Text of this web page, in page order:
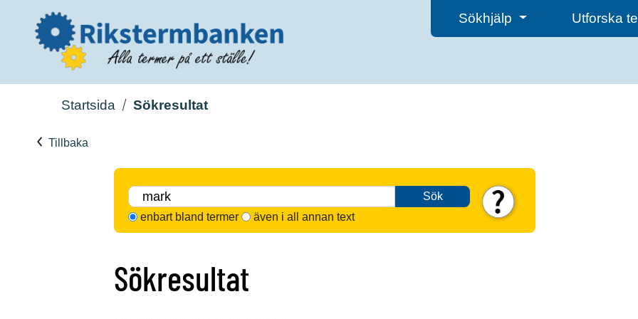
Sökhjälp Utforska
Startsida Sökresultat
Tillbaka
Sök
enbart bland termer
även i all annan text
Sökresultat